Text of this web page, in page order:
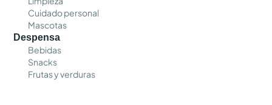
Cuidado personal
Mascotas
Despensa
Bebidas
Snacks
Frutas y verduras